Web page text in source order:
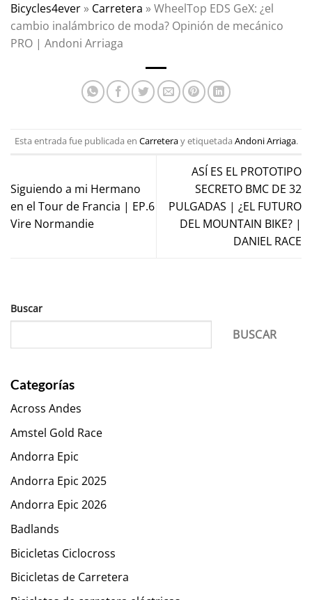
Bicycles4ever » Carretera »WheelTop EDS GeX: ¿el
cambio inalámbrico de moda? Opinión de mecánico
PRO | Andoni Arriaga
Esta entrada fue publicada en Carreteray etiquetada Andoni Arriaga.
Siguiendo a mi Hermano
en el Tour de Francia | EP.6
Vire Normandie
ASÍ ES EL PROTOTIPO
SECRETO BMC DE 32
PULGADAS | ¿EL FUTURO
DEL MOUNTAIN BIKE? |
DANIEL RACE
Buscar
BUSCAR
Categorías
Across Andes
Amstel Gold Race
Andorra Epic
Andorra Epic 2025
Andorra Epic 2026
Badlands
Bicicletas Ciclocross
Bicicletas de Carretera